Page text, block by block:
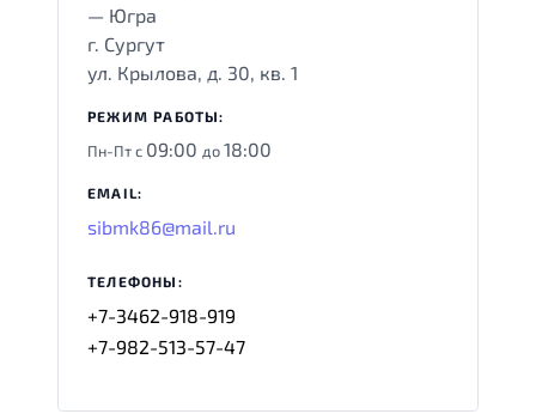
— Югра
г. Сургут
ул. Крылова, д. 30, кв. 1
РЕЖИМ РАБОТЫ:
Пн-Пт с 09:00 до18:00
EMAIL:
sibmk86@mail.ru
ТЕЛЕФОНЫ:
+7-3462-918-919
+7-982-513-57-47